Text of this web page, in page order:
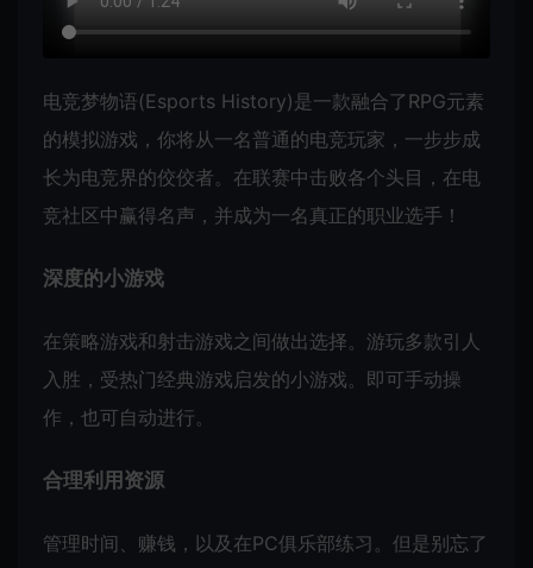
电竞梦物语(Esports History)是一款融合了RPG元素
的模拟游戏，你将从一名普通的电竞玩家，一步步成
长为电竞界的佼佼者。在联赛中击败各个头目，在电
竞社区中赢得名声，并成为一名真正的职业选手！
深度的小游戏
在策略游戏和射击游戏之间做出选择。游玩多款引人
入胜，受热门经典游戏启发的小游戏。即可手动操
作，也可自动进行。
合理利用资源
管理时间、赚钱，以及在PC俱乐部练习。但是别忘了